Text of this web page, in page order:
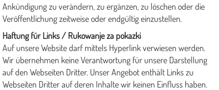
Ankündigung zu verändern, zu ergänzen, zu löschen oder die
Veröffentlichung zeitweise oder endgültig einzustellen.
Haftung für Links / Rukowanje za pokazki
Auf unsere Website darf mittels Hyperlink verwiesen werden.
Wir übernehmen keine Verantwortung für unsere Darstellung
auf den Webseiten Dritter. Unser Angebot enthält Links zu
Webseiten Dritter auf deren Inhalte wir keinen Einfluss haben.